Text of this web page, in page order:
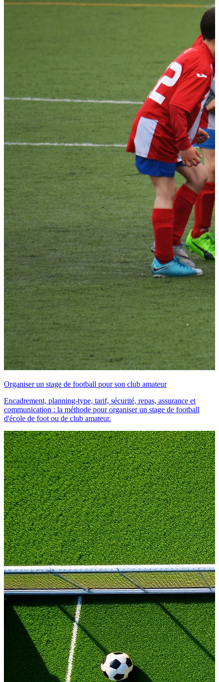
Organiser un stage de football pour son club amateur
Encadrement, planning-type, tarif, sécurité, repas, assurance et
communication : la méthode pour organiser un stage de football
d'école de foot ou de club amateur.